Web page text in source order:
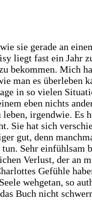
sie gerade an
liegt fast ein Jahr
bekommen. Mich
man es überleben
in so vielen
eben nichts
leben, irgendwie. Es
Sie hat sich
gut, denn
Sehr einfühlsam
Verlust, der an
Gefühle
wehgetan, so
Buch nicht